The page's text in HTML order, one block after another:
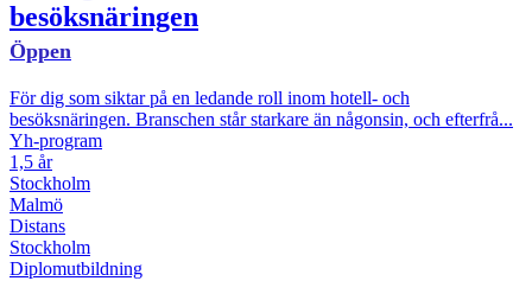
besöksnäringen
Öppen
För dig som siktar på en ledande roll inom hotell- och
besöksnäringen. Branschen står starkare än någonsin, och efterfrå...
Yh-program
1,5 år
Stockholm
Malmö
Distans
Stockholm
Diplomutbildning